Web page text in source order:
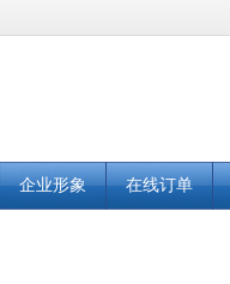
企业形象 在线订单